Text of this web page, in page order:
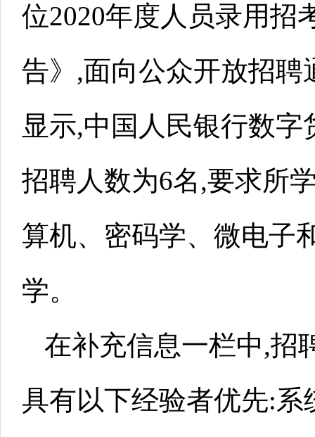
位2020年度人员录用招
告》,面向公众开放招聘
显示,中国人民银行数字
招聘人数为6名,要求所
算机、密码学、微电子
学。
在补充信息一栏中,招
具有以下经验者优先:系